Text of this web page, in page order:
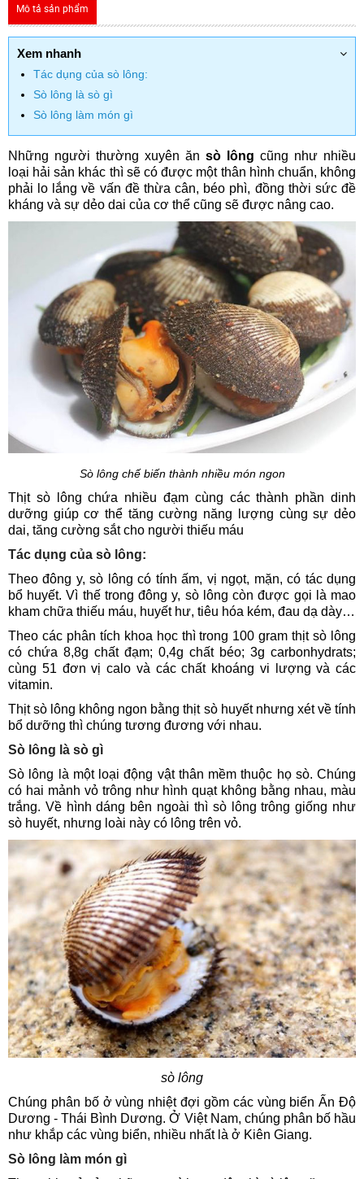
Mô tả sản phẩm
Xem nhanh
Tác dụng của sò lông:
Sò lông là sò gì
Sò lông làm món gì
Những người thường xuyên ăn sò lông cũng như nhiều
loại hải sản khác thì sẽ có được một thân hình chuẩn, không
phải lo lắng về vấn đề thừa cân, béo phì, đồng thời sức đề
kháng và sự dẻo dai của cơ thể cũng sẽ được nâng cao.
Sò lông chế biến thành nhiều món ngon
Thịt sò lông chứa nhiều đạm cùng các thành phần dinh
dưỡng giúp cơ thể tăng cường năng lượng cùng sự dẻo
dai, tăng cường sắt cho người thiếu máu
Tác dụng của sò lông:
Theo đông y, sò lông có tính ấm, vị ngọt, mặn, có tác dụng
bổ huyết. Vì thế trong đông y, sò lông còn được gọi là mao
kham chữa thiếu máu, huyết hư, tiêu hóa kém, đau dạ dày…
Theo các phân tích khoa học thì trong 100 gram thịt sò lông
có chứa 8,8g chất đạm; 0,4g chất béo; 3g carbonhydrats;
cùng 51 đơn vị calo và các chất khoáng vi lượng và các
vitamin.
Thịt sò lông không ngon bằng thịt sò huyết nhưng xét về tính
bổ dưỡng thì chúng tương đương với nhau.
Sò lông là sò gì
Sò lông là một loại động vật thân mềm thuộc họ sò. Chúng
có hai mảnh vỏ trông như hình quạt không bằng nhau, màu
trắng. Về hình dáng bên ngoài thì sò lông trông giống như
sò huyết, nhưng loài này có lông trên vỏ.
sò lông
Chúng phân bố ở vùng nhiệt đợi gồm các vùng biển Ấn Độ
Dương - Thái Bình Dương. Ở Việt Nam, chúng phân bố hầu
như khắp các vùng biển, nhiều nhất là ở Kiên Giang.
Sò lông làm món gì